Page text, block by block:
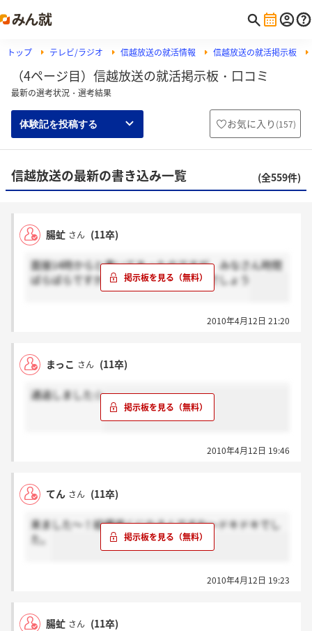
トップ テレビ/ラジオ 信越放送の就活情報 信越放送の就活掲示板
（4ページ目）信越放送の就活掲示板・口コミ
最新の選考状況・選考結果
体験記を投稿する お気に入り (157)
信越放送の最新の書き込み一覧 (全559件)
腸虻 さん (11卒)
面接14時からと書いてあったのですが、みなさん時間
ばらばらですか？どれくらい通ったのでしょう
2010年4月12日 21:20
まっこ さん (11卒)
通過しました☆
2010年4月12日 19:46
てん さん (11卒)
来ました～！結構遅くになるんですね～ドキドキでし
た。
2010年4月12日 19:23
腸虻 さん (11卒)